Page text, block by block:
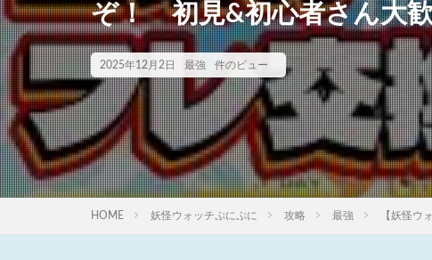
ぞ！ 初見&初心者さん大
2025年12月2日 最強 件のビュー
HOME 妖怪ウォッチぷにぷに 攻略 最強 【妖怪ウ